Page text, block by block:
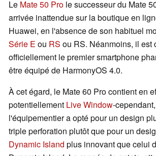
Le Mate 50 Pro le successeur du Mate
arrivée inattendue sur la boutique en
Huawei, en l'absence de son habituel
Série E ou RS ou RS. Néanmoins, il est
officiellement le premier smartphone
être équipé de HarmonyOS 4.0.
À cet égard, le Mate 60 Pro contient en
potentiellement Live Window-
l'équipementier a opté pour un design
triple perforation plutôt que pour un
Dynamic Island plus innovant que celui